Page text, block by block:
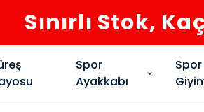
Sınırlı Stok,
Spor
Ayakkabı
Spor